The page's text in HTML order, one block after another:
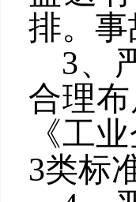
排。
3、
合理
《工
3类标